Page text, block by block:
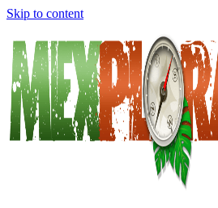
Skip to content